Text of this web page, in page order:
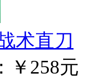
术直刀
￥258元